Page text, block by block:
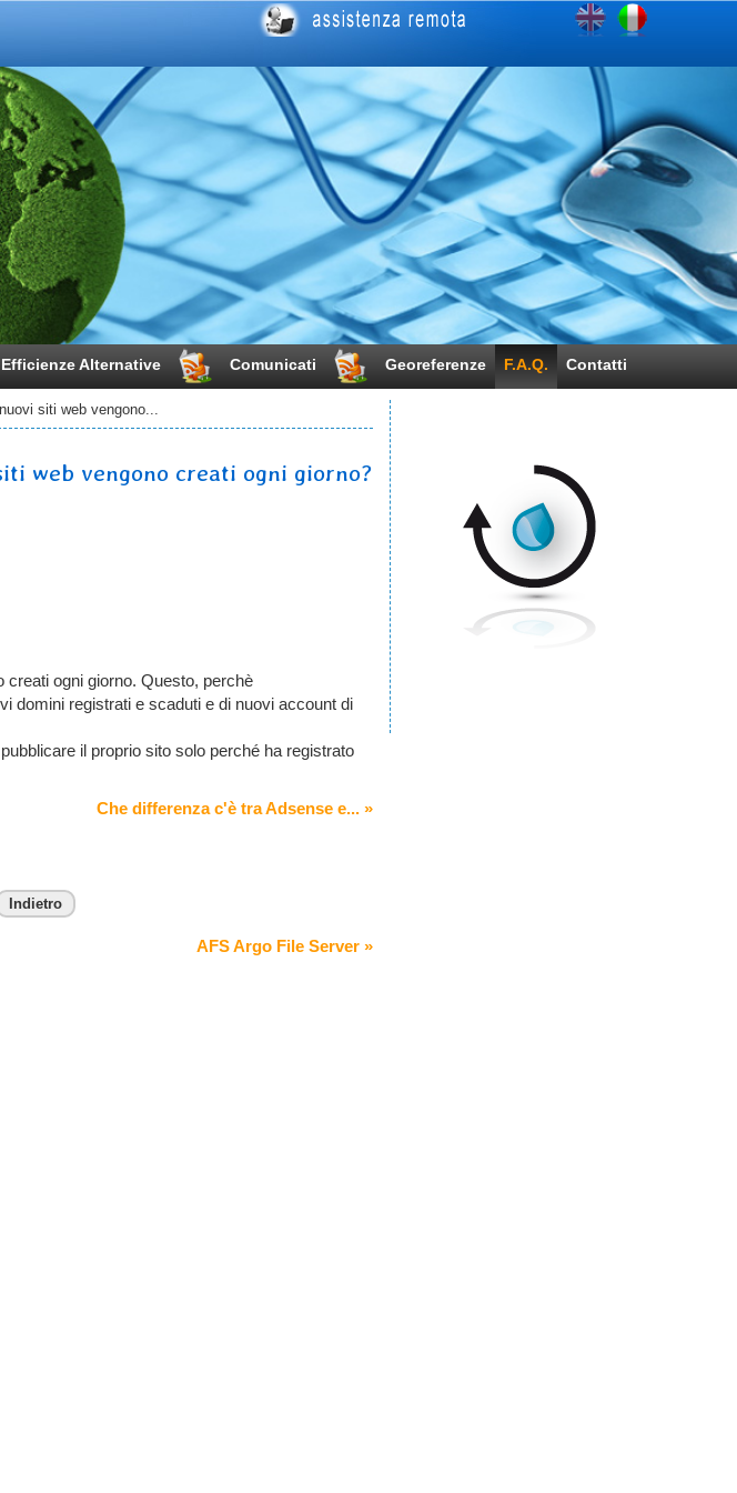
Efficienze Alternative Comunicati Georeferenze F.A.Q. Contatti
siti web vengono...
web vengono creati ogni giorno?
creati ogni giorno. Questo, perchè
domini registrati e scaduti e di nuovi account di
il proprio sito solo perché ha registrato
Che differenza c'è tra Adsense e... »
Indietro
AFS Argo File Server »